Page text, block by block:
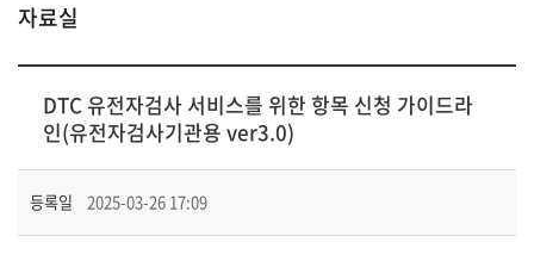
자료실
DTC 유전자검사 서비스를 위한 항목 신청 가이드라
인(유전자검사기관용 ver3.0)
등록일 2025-03-26 17:09